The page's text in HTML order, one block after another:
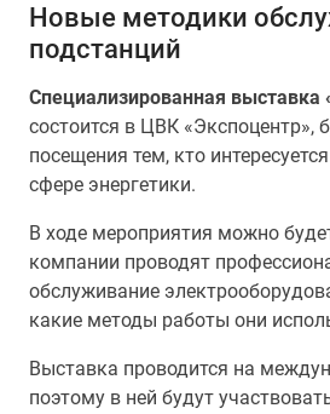
Новые методики
подстанций
Специализированная выставка
состоится в ЦВК «Экспоцентр»,
посещения тем, кто
сфере энергетики.
В ходе мероприятия можно
компании проводят
обслуживание
какие методы работы они
Выставка проводится на
поэтому в ней будут